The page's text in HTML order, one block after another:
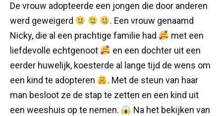
De vrouw adopteerde een jongen die door anderen
werd geweigerd
. Een vrouw genaamd
Nicky, die al een prachtige familie had
met een
liefdevolle echtgenoot
en een dochter uit een
eerder huwelijk, koesterde al lange tijd de wens om
een kind te adopteren
. Met de steun van haar
man besloot ze de stap te zetten en een kind uit
een weeshuis op te nemen.
Na het bekijken van